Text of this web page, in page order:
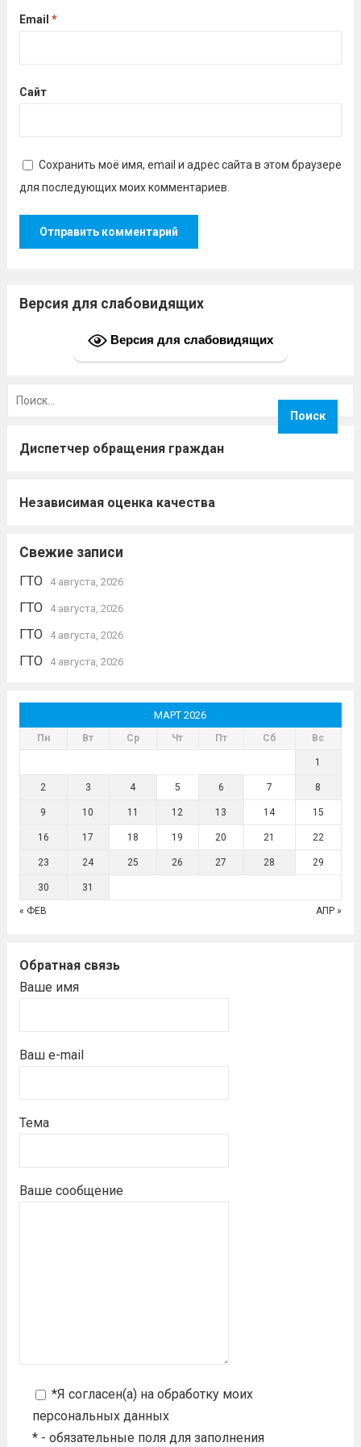
Email *
Сайт
Сохранить моё имя, email и адрес сайта в этом браузере
для последующих моих комментариев.
Версия для слабовидящих
Версия для слабовидящих
Диспетчер обращения граждан
Независимая оценка качества
Свежие записи
ГТО 4 августа, 2026
ГТО 4 августа, 2026
ГТО 4 августа, 2026
ГТО 4 августа, 2026
МАРТ 2026
Пн Вт Ср Чт Пт Сб Вс
1
2 3 4 5 6 7 8
9 10 11 12 13 14 15
16 17 18 19 20 21 22
23 24 25 26 27 28 29
30 31
« ФЕВ АПР »
Обратная связь
Ваше имя
Ваш e-mail
Тема
Ваше сообщение
*Я согласен(а) на обработку моих
персональных данных
* - обязательные поля для заполнения